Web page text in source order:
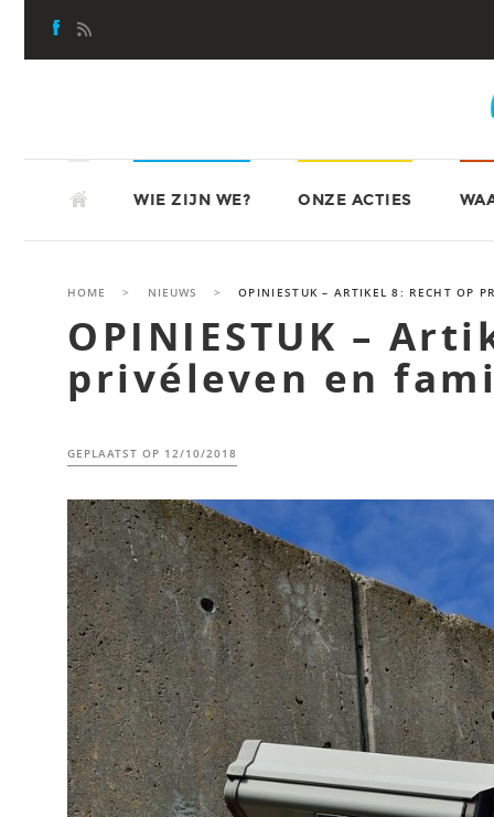
content
ATD-VIERDEWERELD
TO
CONTENT WIE ZIJN WE? ONZE ACTIES
HOME > NIEUWS > OPINIESTUK – ARTIKEL 8: RECHT OP
OPINIESTUK –
privéleven en
GEPLAATST OP 12/10/2018